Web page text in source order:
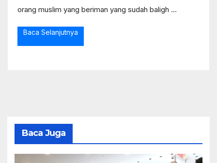
orang muslim yang beriman yang sudah baligh ...
Baca Selanjutnya
Baca Juga